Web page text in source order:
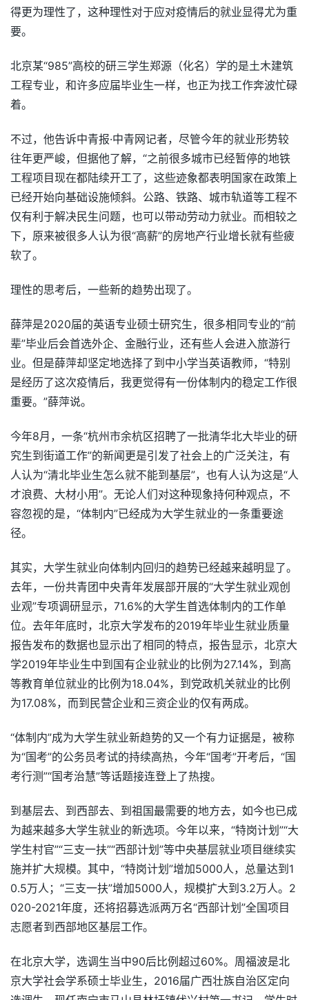
得更为理性了，这种理性对于应对疫情后的就业显得尤为重
要。
北京某“985”高校的研三学生郑源（化名）学的是土木建筑
工程专业，和许多应届毕业生一样，也正为找工作奔波忙碌
着。
不过，他告诉中青报·中青网记者，尽管今年的就业形势较
往年更严峻，但据他了解，“之前很多城市已经暂停的地铁
工程项目现在都陆续开工了，这些迹象都表明国家在政策上
已经开始向基础设施倾斜。公路、铁路、城市轨道等工程不
仅有利于解决民生问题，也可以带动劳动力就业。而相较之
下，原来被很多人认为很“高薪”的房地产行业增长就有些疲
软了。
理性的思考后，一些新的趋势出现了。
薛萍是2020届的英语专业硕士研究生，很多相同专业的“前
辈”毕业后会首选外企、金融行业，还有些人会进入旅游行
业。但是薛萍却坚定地选择了到中小学当英语教师，“特别
是经历了这次疫情后，我更觉得有一份体制内的稳定工作很
重要。”薛萍说。
今年8月，一条“杭州市余杭区招聘了一批清华北大毕业的研
究生到街道工作”的新闻更是引发了社会上的广泛关注，有
人认为“清北毕业生怎么就不能到基层”，也有人认为这是“人
才浪费、大材小用”。无论人们对这种现象持何种观点，不
容忽视的是，“体制内”已经成为大学生就业的一条重要途
径。
其实，大学生就业向体制内回归的趋势已经越来越明显了。
去年，一份共青团中央青年发展部开展的“大学生就业观创
业观”专项调研显示，71.6%的大学生首选体制内的工作单
位。去年年底时，北京大学发布的2019年毕业生就业质量
报告发布的数据也显示出了相同的特点，报告显示，北京大
学2019年毕业生中到国有企业就业的比例为27.14%，到高
等教育单位就业的比例为18.04%，到党政机关就业的比例
为17.08%，而到民营企业和三资企业的仅有两成。
“体制内”成为大学生就业新趋势的又一个有力证据是，被称
为“国考”的公务员考试的持续高热，今年“国考”开考后，“国
考行测”“国考治慧”等话题接连登上了热搜。
到基层去、到西部去、到祖国最需要的地方去，如今也已成
为越来越多大学生就业的新选项。今年以来，“特岗计划”“大
学生村官”“三支一扶”“西部计划”等中央基层就业项目继续实
施并扩大规模。其中，“特岗计划”增加5000人，总量达到1
0.5万人；“三支一扶”增加5000人，规模扩大到3.2万人。2
020-2021年度，还将招募选派两万名“西部计划”全国项目
志愿者到西部地区基层工作。
在北京大学，选调生当中90后比例超过60%。周福波是北
京大学社会学系硕士毕业生，2016届广西壮族自治区定向